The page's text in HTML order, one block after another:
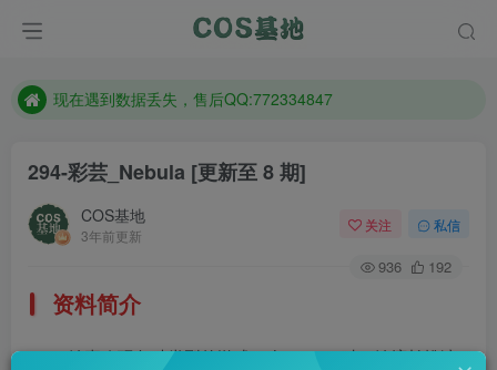
现在遇到数据丢失，售后QQ:772334847
想看那个coser作品，请在搜索框搜索
294-彩芸_Nebula [更新至 8 期]
COS基地
3年前更新
关注 私信
936 192
资料简介
她喜欢玩各种类型的游戏，在cosplay时，她擅长扮演